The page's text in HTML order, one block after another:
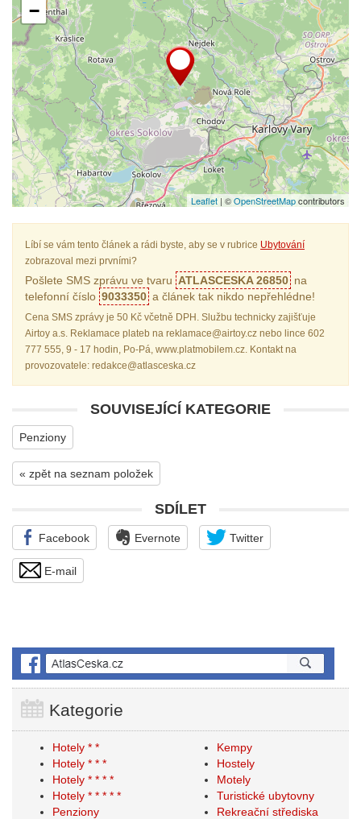
−
Leaflet | ©OpenStreetMapcontributors
Líbí se vám tento článek a rádi byste, aby se v rubrice Ubytování
zobrazoval mezi prvními?
Pošlete SMS zprávu ve tvaru ATLASCESKA 26850 na
telefonní číslo 9033350 a článek tak nikdo nepřehlédne!
Cena SMS zprávy je 50 Kč včetně DPH. Službu technicky zajišťuje
Airtoy a.s. Reklamace plateb na reklamace@airtoy.cz nebo lince 602
777 555, 9 - 17 hodin, Po-Pá, www.platmobilem.cz. Kontakt na
provozovatele: redakce@atlasceska.cz
SOUVISEJÍCÍ KATEGORIE
Penziony
« zpět na seznam položek
SDÍLET
Facebook Evernote Twitter
E-mail
Kategorie
Hotely * *
Hotely * * *
Hotely * * * *
Hotely * * * * *
Penziony
Kempy
Hostely
Motely
Turistické ubytovny
Rekreační střediska